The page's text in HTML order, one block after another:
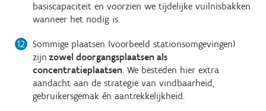
basiscapaciteit en voorzien we tijdelijke vuilnisbakken
wanneer het nodig is.
Sommige plaatsen (voorbeeld stationsomgevingen)
zijn zowel doorgangsplaatsen als
concentratieplaatsen. We besteden hier extra
aandacht aan de strategie van vindbaarheid,
gebruikersgemak én aantrekkelijkheid.